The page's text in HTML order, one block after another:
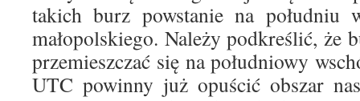
takich burz powstanie na południu
małopolskiego. Należy podkreślić, że
przemieszczać się na południowy
UTC powinny już opuścić obszar